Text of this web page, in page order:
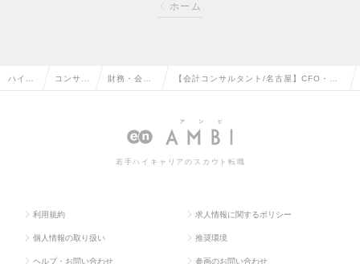
ホーム
ハイク コンサル 財務・会計
ントの転職
【会計コンサルタント/名古屋】CFO・経
ント｜年収1000万～の求人情報
若手ハイキャリアのスカウト転職
利用規約 求人情報に関するポリシー
個人情報の取り扱い 推奨環境
ヘルプ・お問い合わせ 参画のお問い合わせ